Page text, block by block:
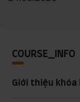
COURSE_INFO
Giới thiệu khóa